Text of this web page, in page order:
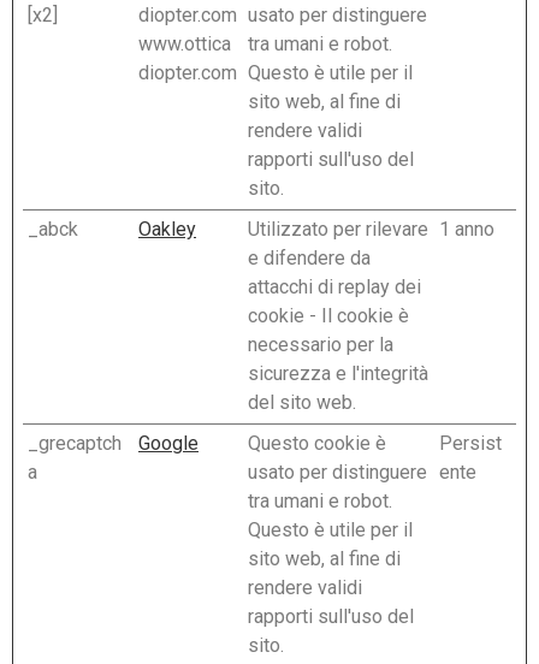
[x2]
diopter.com
www.ottica
diopter.com
usato per distinguere
tra umani e robot.
Questo è utile per il
sito web, al fine di
rendere validi
rapporti sull'uso del
sito.
_abck Oakley
Utilizzato per rilevare
e difendere da
attacchi di replay dei
cookie - Il cookie è
necessario per la
sicurezza e l'integrità
del sito web.
1 anno
_grecaptch
a
Google
Questo cookie è
usato per distinguere
tra umani e robot.
Questo è utile per il
sito web, al fine di
rendere validi
rapporti sull'uso del
sito.
Persist
ente